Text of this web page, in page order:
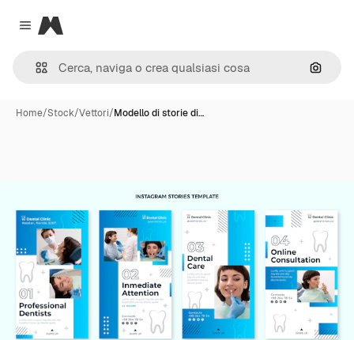
Close menu
Magnific
Cerca
Home/Stock/Vettori/Modello di storie di…